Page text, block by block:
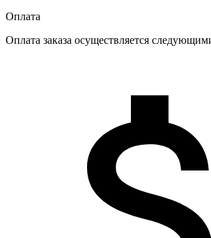
Оплата
Оплата заказа осуществляется